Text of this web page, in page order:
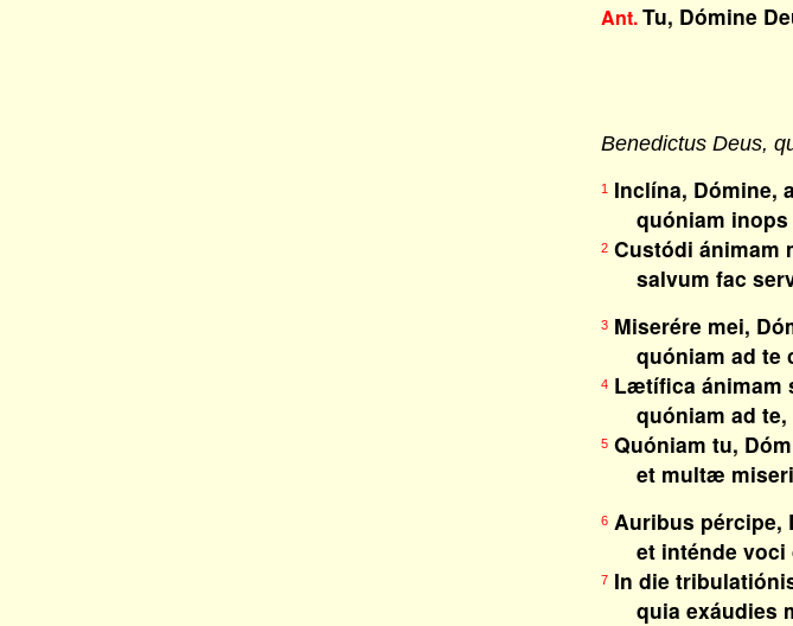
Ant.Tu, Dómine
Benedictus Deus,
1
Inclína, Dómine,
quóniam inops
2 Custódi ánimam
salvum fac
3 Miserére mei,
quóniam ad te
4 Lætífica ánimam
quóniam ad te,
5 Quóniam tu,
et multæ
6 Auribus pércipe,
et inténde voci
7 In die
quia exáudies